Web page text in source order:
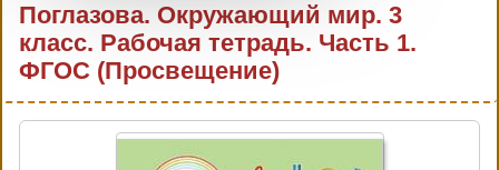
Поглазова. Окружающий мир. 3
класс. Рабочая тетрадь. Часть 1.
ФГОС (Просвещение)